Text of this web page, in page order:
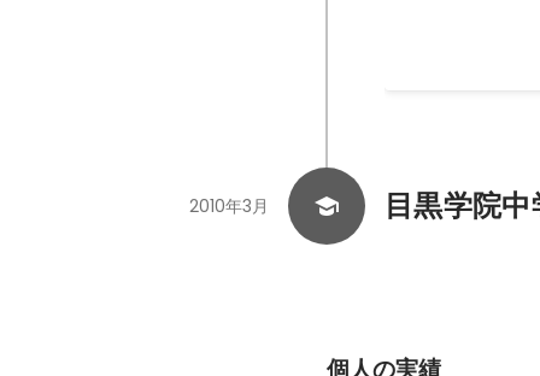
目黒学院
2010年3月
個人の実績